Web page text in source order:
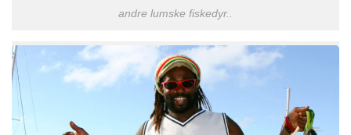
andre lumske fiskedyr..